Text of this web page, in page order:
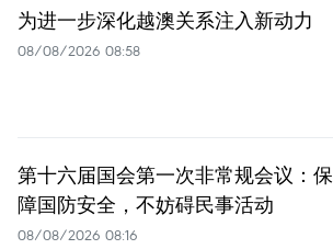
为进一步深化越澳关系注入新动力
08/08/2026 08:58
第十六届国会第一次非常规会议：保
障国防安全，不妨碍民事活动
08/08/2026 08:16